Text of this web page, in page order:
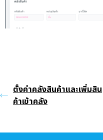
ตั้งค่าคลังสินค้าและเพิ่มสิน
ค้าเข้าคลัง